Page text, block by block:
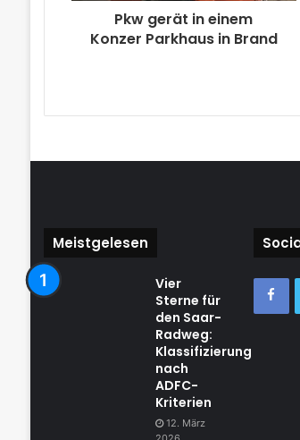
Pkw gerät in einem
Konzer Parkhaus in Brand
Meistgelesen
Vier
Sterne für
den Saar-
Radweg:
Klassifizierung
nach
ADFC-
Kriterien
12. März